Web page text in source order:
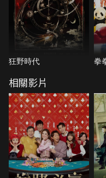
狂野時代 拳
相關影片